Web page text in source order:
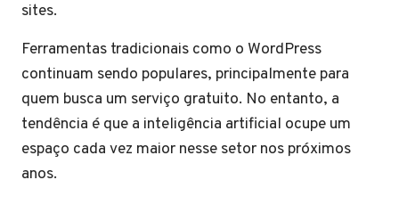
sites.
Ferramentas tradicionais como o WordPress
continuam sendo populares, principalmente para
quem busca um serviço gratuito. No entanto, a
tendência é que a inteligência artificial ocupe um
espaço cada vez maior nesse setor nos próximos
anos.